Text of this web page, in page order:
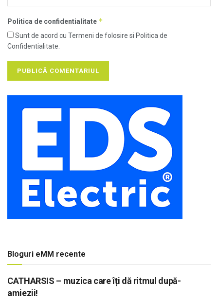
Politica de confidentialitate *
Sunt de acord cu Termeni de folosire si Politica de
Confidentialitate.
Bloguri eMM recente
CATHARSIS – muzica care îți dă ritmul după-
amiezii!